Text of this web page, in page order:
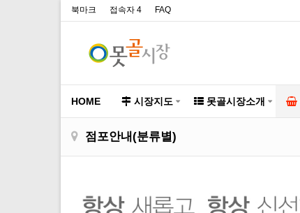
북마크 접속자 4 FAQ
HOME 시장지도 못골시장소개
점포안내(분류별)